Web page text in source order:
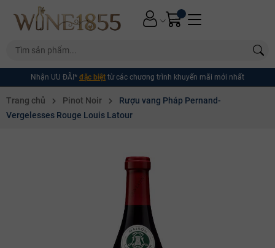
Nhận ƯU ĐÃI* đặc biệt từ các chương trình khuyến mãi mới nhất
Trang chủ Pinot Noir
Rượu vang Pháp Pernand-
Vergelesses Rouge Louis Latour